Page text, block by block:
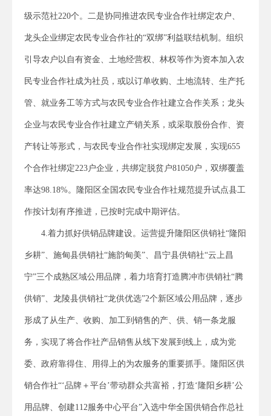
级示范社220个。二是协同推进农民专业合作社绑定农户、
龙头企业绑定农民专业合作社的“双绑”利益联结机制。组织
引导农户以自有资金、土地经营权、林权等作为资本加入农
民专业合作社成为社员，或以订单收购、土地流转、生产托
管、就业务工等方式与农民专业合作社建立合作关系；龙头
企业与农民专业合作社建立产销关系，或采取股份合作、资
产转让等形式，与农民专业合作社实现绑定发展，实现655
个合作社绑定223户企业，共绑定脱贫户81050户，双绑覆盖
率达98.18%。隆阳区全国农民专业合作社规范提升试点县工
作按计划有序推进，已按时完成中期评估。
4.着力抓好供销品牌建设。运营提升隆阳区供销社“隆阳
乡耕”、施甸县供销社“施韵甸美”、昌宁县供销社“云上昌
宁”三个成熟区域公用品牌，着力培育打造腾冲市供销社“腾
供销”、龙陵县供销社“龙供优选”2个新区域公用品牌，逐步
形成了从生产、收购、加工到销售的产、供、销一条龙服
务，实现了将合作社产品销售从线下发展到线上，成为党
委、政府靠得住、用得上的为农服务的重要抓手。隆阳区供
销合作社“‘品牌＋平台’带动群众共富裕，打造‘隆阳乡耕’公
用品牌、创建112服务中心平台”入选中华全国供销合作总社